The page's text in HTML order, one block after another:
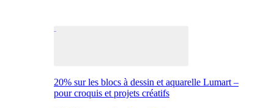
20% sur les blocs à dessin et aquarelle Lumart –
pour croquis et projets créatifs